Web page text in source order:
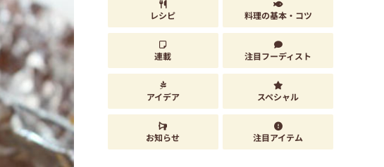
レシピ 料理の基本・コツ
連載 注目フーディスト
アイデア スペシャル
お知らせ 注目アイテム